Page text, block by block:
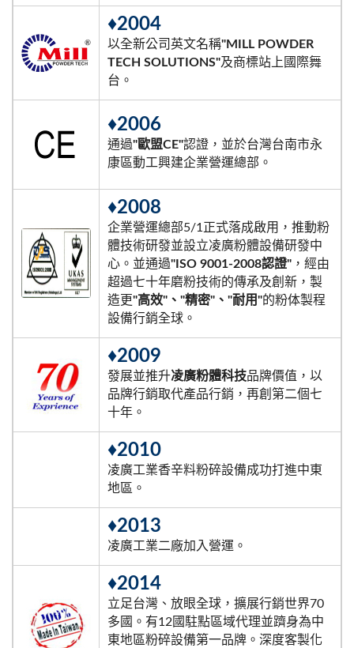
♦2004
以全新公司英文名稱"MILL POWDER
TECH SOLUTIONS"及商標站上國際舞
台。
♦2006
通過"歐盟CE"認證，並於台灣台南市永
康區動工興建企業營運總部。
♦2008
企業營運總部5/1正式落成啟用，推動粉
體技術研發並設立凌廣粉體設備研發中
心。並通過"ISO 9001-2008認證" ，經由
超過七十年磨粉技術的傳承及創新，製
造更"高效"、"精密"、"耐用"的粉体製程
設備行銷全球。
♦2009
發展並推升凌廣粉體科技品牌價值，以
品牌行銷取代產品行銷，再創第二個七
十年。
♦2010
凌廣工業香辛料粉碎設備成功打進中東
地區。
♦2013
凌廣工業二廠加入營運。
♦2014
立足台灣、放眼全球，擴展行銷世界70
多國。有12國駐點區域代理並躋身為中
東地區粉碎設備第一品牌。深度客製化